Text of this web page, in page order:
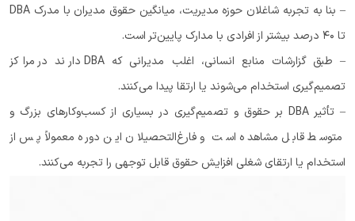
– بنا به تجربه شاغلان حوزه مدیریت، میانگین حقوق مدیران با مدرک DBA
تا ۴۰ درصد بیشتر از افرادی با مدارک پایین‌تر است.
– طبق گزارشات منابع انسانی، اغلب مدیرانی که DBA دارند در مراکز
تصمیم‌گیری استخدام می‌شوند یا ارتقا پیدا می‌کنند.
– تأثیر DBA بر حقوق و تصمیم‌گیری در بسیاری از کسب‌وکارهای بزرگ و
متوسط قابل مشاهده است و فارغ‌التحصیلان این دوره معمولاً پس از
استخدام یا ارتقای شغلی افزایش حقوق قابل توجهی را تجربه می‌کنند.